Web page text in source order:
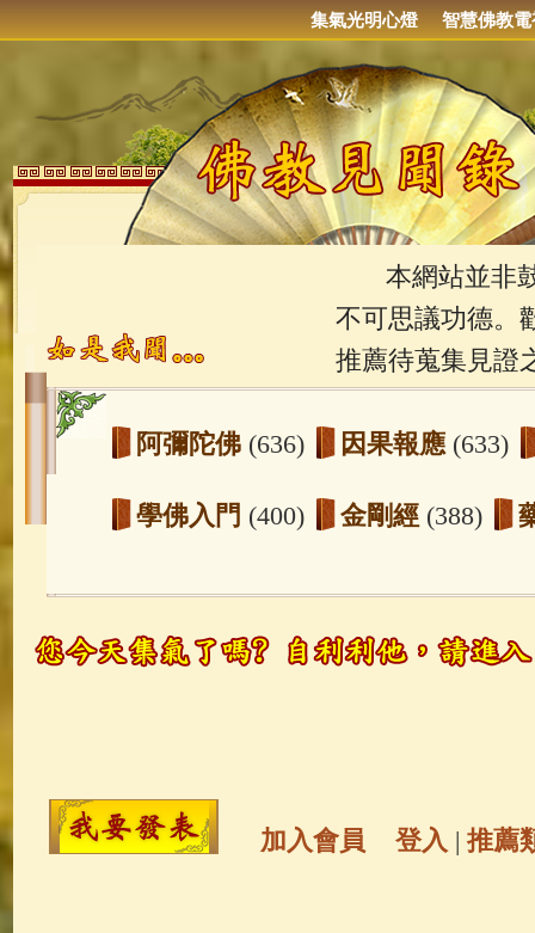
集氣光明心燈 智慧佛教電
本網站並非鼓
不可思議功德。
推薦待蒐集見證
阿彌陀佛 (636) 因果報應 (633)
學佛入門 (400) 金剛經 (388)
玉曆寶鈔(236) 地藏經(225)
觀世音菩薩 (147) 聖救度佛母(
金山活佛
加入會員 登入 | 推薦